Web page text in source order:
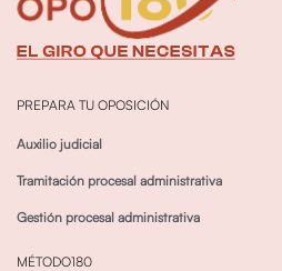
PREPARA TU OPOSICIÓN
Auxilio judicial
Tramitación procesal administrativa
Gestión procesal administrativa
MÉTODO180